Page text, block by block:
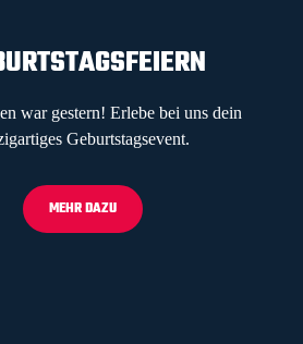
war gestern! Erlebe bei uns dein
Geburtstagsevent.
MEHR DAZU